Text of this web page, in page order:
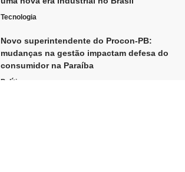
Tecnologia
Novo superintendente do Procon-PB:
mudanças na gestão impactam defesa do
consumidor na Paraíba
Política